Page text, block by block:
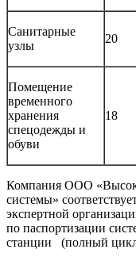
Санитарные
узлы
20
Помещение
временного
хранения
спецодежды и
обуви
18
Компания ООО
системы»
экспертной
по паспортизации
станции (полный цикл